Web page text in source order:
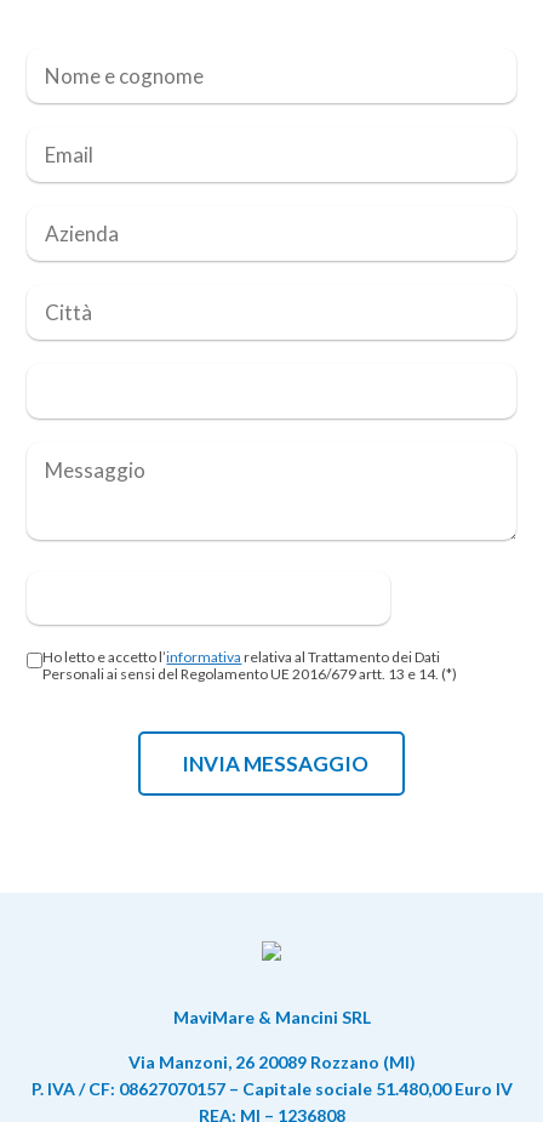
Ho letto e accetto l’informativa relativa al Trattamento dei Dati
Personali ai sensi del Regolamento UE 2016/679 artt. 13 e 14. (*)
MaviMare & Mancini SRL
Via Manzoni, 26 20089 Rozzano (MI)
P. IVA / CF: 08627070157 – Capitale sociale 51.480,00 Euro IV
REA: MI – 1236808